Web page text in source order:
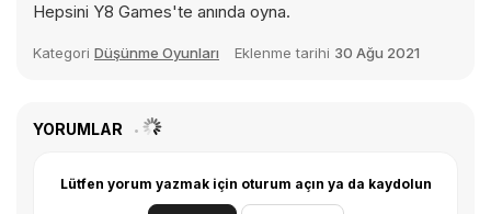
Hepsini Y8 Games'te anında oyna.
Kategori Düşünme Oyunları Eklenme tarihi 30 Ağu 2021
YORUMLAR
Lütfen yorum yazmak için oturum açın ya da kaydolun